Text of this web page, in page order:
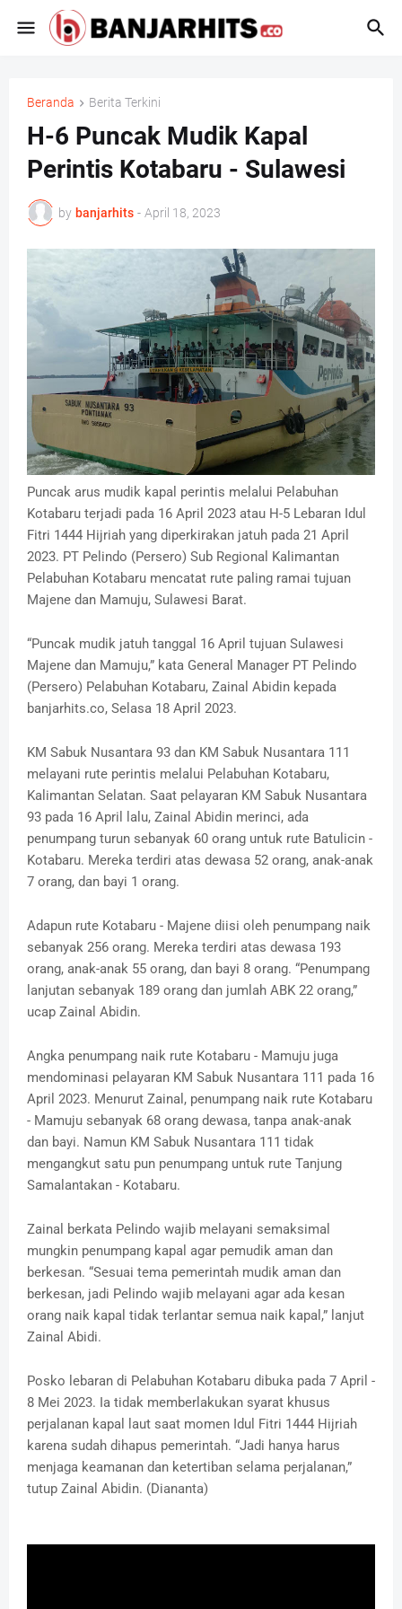
Beranda Berita Terkini
H-6 Puncak Mudik Kapal
Perintis Kotabaru - Sulawesi
by banjarhits - April 18, 2023
Puncak arus mudik kapal perintis melalui Pelabuhan
Kotabaru terjadi pada 16 April 2023 atau H-5 Lebaran Idul
Fitri 1444 Hijriah yang diperkirakan jatuh pada 21 April
2023. PT Pelindo (Persero) Sub Regional Kalimantan
Pelabuhan Kotabaru mencatat rute paling ramai tujuan
Majene dan Mamuju, Sulawesi Barat.
“Puncak mudik jatuh tanggal 16 April tujuan Sulawesi
Majene dan Mamuju,” kata General Manager PT Pelindo
(Persero) Pelabuhan Kotabaru, Zainal Abidin kepada
banjarhits.co, Selasa 18 April 2023.
KM Sabuk Nusantara 93 dan KM Sabuk Nusantara 111
melayani rute perintis melalui Pelabuhan Kotabaru,
Kalimantan Selatan. Saat pelayaran KM Sabuk Nusantara
93 pada 16 April lalu, Zainal Abidin merinci, ada
penumpang turun sebanyak 60 orang untuk rute Batulicin -
Kotabaru. Mereka terdiri atas dewasa 52 orang, anak-anak
7 orang, dan bayi 1 orang.
Adapun rute Kotabaru - Majene diisi oleh penumpang naik
sebanyak 256 orang. Mereka terdiri atas dewasa 193
orang, anak-anak 55 orang, dan bayi 8 orang. “Penumpang
lanjutan sebanyak 189 orang dan jumlah ABK 22 orang,”
ucap Zainal Abidin.
Angka penumpang naik rute Kotabaru - Mamuju juga
mendominasi pelayaran KM Sabuk Nusantara 111 pada 16
April 2023. Menurut Zainal, penumpang naik rute Kotabaru
- Mamuju sebanyak 68 orang dewasa, tanpa anak-anak
dan bayi. Namun KM Sabuk Nusantara 111 tidak
mengangkut satu pun penumpang untuk rute Tanjung
Samalantakan - Kotabaru.
Zainal berkata Pelindo wajib melayani semaksimal
mungkin penumpang kapal agar pemudik aman dan
berkesan. “Sesuai tema pemerintah mudik aman dan
berkesan, jadi Pelindo wajib melayani agar ada kesan
orang naik kapal tidak terlantar semua naik kapal,” lanjut
Zainal Abidi.
Posko lebaran di Pelabuhan Kotabaru dibuka pada 7 April -
8 Mei 2023. Ia tidak memberlakukan syarat khusus
perjalanan kapal laut saat momen Idul Fitri 1444 Hijriah
karena sudah dihapus pemerintah. “Jadi hanya harus
menjaga keamanan dan ketertiban selama perjalanan,”
tutup Zainal Abidin. (Diananta)